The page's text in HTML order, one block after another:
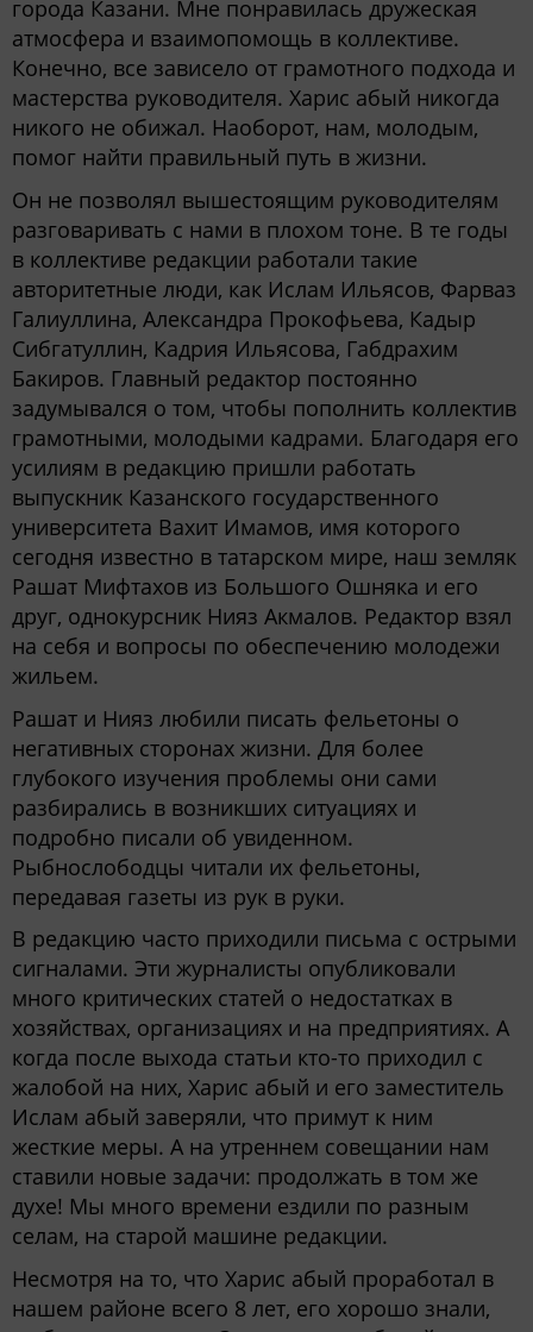
города Казани. Мне понравилась дружеская
атмосфера и взаимопомощь в коллективе.
Конечно, все зависело от грамотного подхода и
мастерства руководителя. Харис абый никогда
никого не обижал. Наоборот, нам, молодым,
помог найти правильный путь в жизни.
Он не позволял вышестоящим руководителям
разговаривать с нами в плохом тоне. В те годы
в коллективе редакции работали такие
авторитетные люди, как Ислам Ильясов, Фарваз
Галиуллина, Александра Прокофьева, Кадыр
Сибгатуллин, Кадрия Ильясова, Габдрахим
Бакиров. Главный редактор постоянно
задумывался о том, чтобы пополнить коллектив
грамотными, молодыми кадрами. Благодаря его
усилиям в редакцию пришли работать
выпускник Казанского государственного
университета Вахит Имамов, имя которого
сегодня известно в татарском мире, наш земляк
Рашат Мифтахов из Большого Ошняка и его
друг, однокурсник Нияз Акмалов. Редактор взял
на себя и вопросы по обеспечению молодежи
жильем.
Рашат и Нияз любили писать фельетоны о
негативных сторонах жизни. Для более
глубокого изучения проблемы они сами
разбирались в возникших ситуациях и
подробно писали об увиденном.
Рыбнослободцы читали их фельетоны,
передавая газеты из рук в руки.
В редакцию часто приходили письма с острыми
сигналами. Эти журналисты опубликовали
много критических статей о недостатках в
хозяйствах, организациях и на предприятиях. А
когда после выхода статьи кто-то приходил с
жалобой на них, Харис абый и его заместитель
Ислам абый заверяли, что примут к ним
жесткие меры. А на утреннем совещании нам
ставили новые задачи: продолжать в том же
духе! Мы много времени ездили по разным
селам, на старой машине редакции.
Несмотря на то, что Харис абый проработал в
нашем районе всего 8 лет, его хорошо знали,